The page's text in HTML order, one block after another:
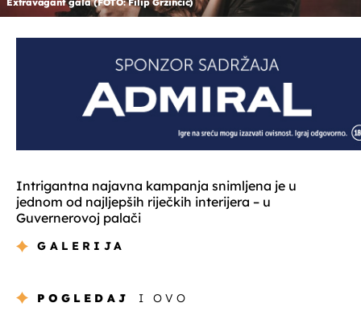
Extravagant gala (FOTO: Filip Gržinčić)
Intrigantna najavna kampanja snimljena je u
jednom od najljepših riječkih interijera – u
Guvernerovoj palači
GALERIJA
POGLEDAJ I OVO